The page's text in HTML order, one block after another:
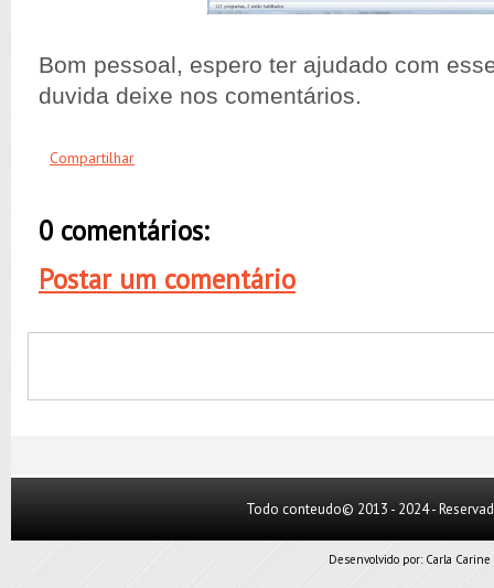
Bom pessoal, espero ter ajudado com
duvida deixe nos comentários.
Compartilhar
0 comentários:
Postar um comentário
Todo conteudo© 2013 - 2024 -
Desenvolvido por: Carla Carine